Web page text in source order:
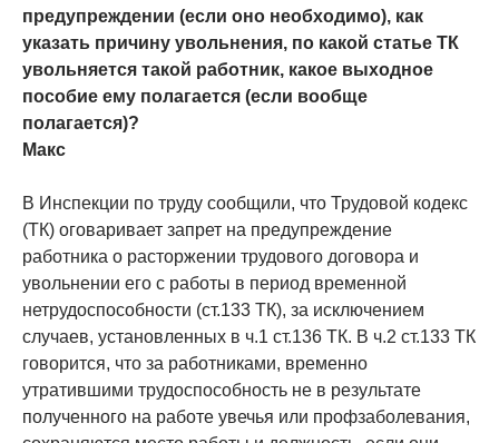
предупреждении (если оно необходимо), как
указать причину увольнения, по какой статье ТК
увольняется такой работник, какое выходное
пособие ему полагается (если вообще
полагается)?
Макс
В Инспекции по труду сообщили, что Трудовой кодекс
(ТК) оговаривает запрет на предупреждение
работника о расторжении трудового договора и
увольнении его с работы в период временной
нетрудоспособности (ст.133 ТК), за исключением
случаев, установленных в ч.1 ст.136 ТК. В ч.2 ст.133 ТК
говорится, что за работниками, временно
утратившими трудоспособность не в результате
полученного на работе увечья или профзаболевания,